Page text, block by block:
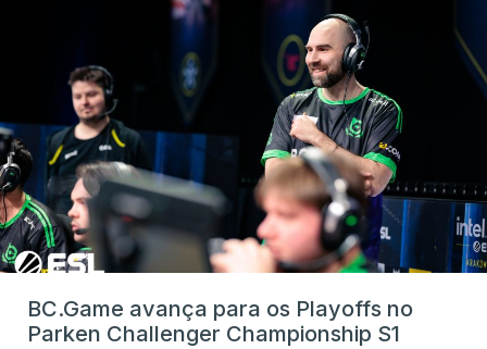
BC.Game avança para os Playoffs no
Parken Challenger Championship S1